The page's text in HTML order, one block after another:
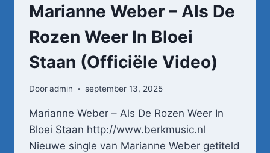
Marianne Weber – Als De
Rozen Weer In Bloei
Staan (Officiële Video)
Dooradmin september 13, 2025
Marianne Weber – Als De Rozen Weer In
Bloei Staan http://www.berkmusic.nl
Nieuwe single van Marianne Weber getiteld